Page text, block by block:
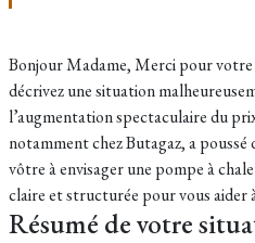
Bonjour Madame, Merci pour votre
décrivez une situation
l’augmentation spectaculaire du
notamment chez Butagaz, a
vôtre à envisager une pompe à
claire et structurée pour vous aider
Résumé de votre